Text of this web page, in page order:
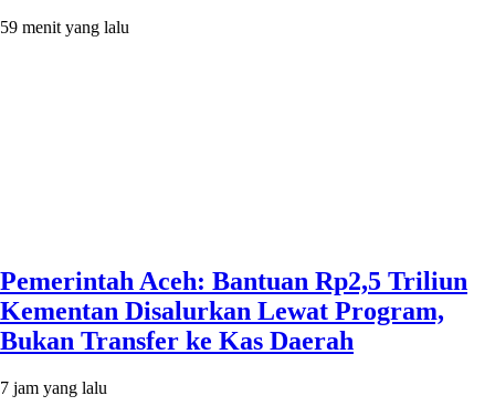
59 menit yang lalu
Pemerintah Aceh: Bantuan Rp2,5 Triliun
Kementan Disalurkan Lewat Program,
Bukan Transfer ke Kas Daerah
7 jam yang lalu